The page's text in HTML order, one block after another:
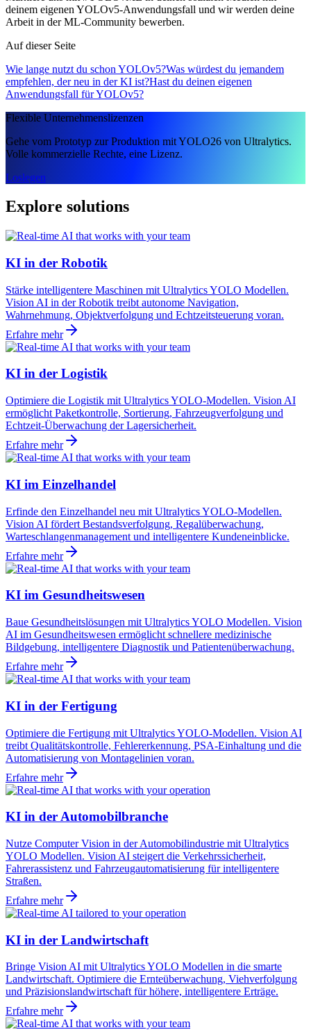
deinem eigenen YOLOv5-Anwendungsfall und wir werden deine
Arbeit in der ML-Community bewerben.
Auf dieser Seite
Wie lange nutzt du schon YOLOv5?Was würdest du jemandem
empfehlen, der neu in der KI ist?Hast du deinen eigenen
Anwendungsfall für YOLOv5?
Flexible Unternehmenslizenzen
Gehe vom Prototyp zur Produktion mit YOLO26 von Ultralytics.
Volle kommerzielle Rechte, eine Lizenz.
Loslegen
Explore solutions
KI in der Robotik
Stärke intelligentere Maschinen mit Ultralytics YOLO Modellen.
Vision AI in der Robotik treibt autonome Navigation,
Wahrnehmung, Objektverfolgung und Echtzeitsteuerung voran.
Erfahre mehr
KI in der Logistik
Optimiere die Logistik mit Ultralytics YOLO-Modellen. Vision AI
ermöglicht Paketkontrolle, Sortierung, Fahrzeugverfolgung und
Echtzeit-Überwachung der Lagersicherheit.
Erfahre mehr
KI im Einzelhandel
Erfinde den Einzelhandel neu mit Ultralytics YOLO-Modellen.
Vision AI fördert Bestandsverfolgung, Regalüberwachung,
Warteschlangenmanagement und intelligentere Kundeneinblicke.
Erfahre mehr
KI im Gesundheitswesen
Baue Gesundheitslösungen mit Ultralytics YOLO Modellen. Vision
AI im Gesundheitswesen ermöglicht schnellere medizinische
Bildgebung, intelligentere Diagnostik und Patientenüberwachung.
Erfahre mehr
KI in der Fertigung
Optimiere die Fertigung mit Ultralytics YOLO-Modellen. Vision AI
treibt Qualitätskontrolle, Fehlererkennung, PSA-Einhaltung und die
Automatisierung von Montagelinien voran.
Erfahre mehr
KI in der Automobilbranche
Nutze Computer Vision in der Automobilindustrie mit Ultralytics
YOLO Modellen. Vision AI steigert die Verkehrssicherheit,
Fahrerassistenz und Fahrzeugautomatisierung für intelligentere
Straßen.
Erfahre mehr
KI in der Landwirtschaft
Bringe Vision AI mit Ultralytics YOLO Modellen in die smarte
Landwirtschaft. Optimiere die Ernteüberwachung, Viehverfolgung
und Präzisionslandwirtschaft für höhere, intelligentere Erträge.
Erfahre mehr